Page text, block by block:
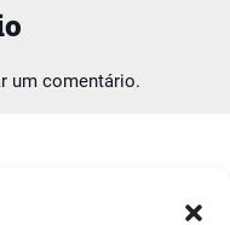
um comentário.